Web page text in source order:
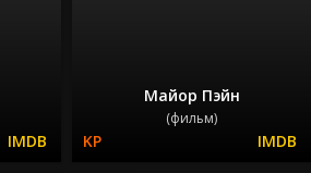
Майор Пэйн
(фильм)